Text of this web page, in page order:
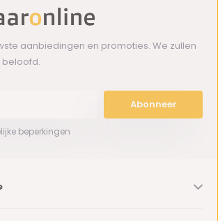
aanbiedingen en promoties. We zullen
beloofd.
Abonneer
beperkingen